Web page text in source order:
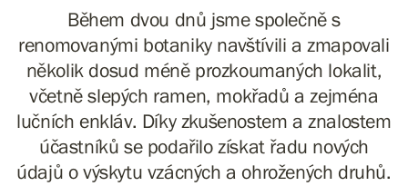
Během dvou dnů jsme společně s
renomovanými botaniky navštívili a zmapovali
několik dosud méně prozkoumaných lokalit,
včetně slepých ramen, mokřadů a zejména
lučních enkláv. Díky zkušenostem a znalostem
účastníků se podařilo získat řadu nových
údajů o výskytu vzácných a ohrožených druhů.